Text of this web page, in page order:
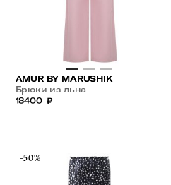
AMUR BY MARUSHIK
Брюки из льна
18400 ₽
-50%